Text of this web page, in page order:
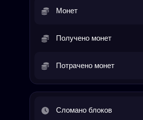
Монет
Получено монет
Потрачено монет
Сломано блоков